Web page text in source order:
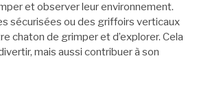
et observer leur environnement.
sécurisées ou des griffoirs verticaux
chaton de grimper et d’explorer. Cela
mais aussi contribuer à son